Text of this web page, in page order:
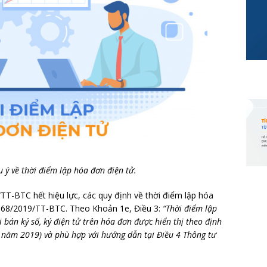
ý về thời điểm lập hóa đơn điện tử.
BTC hết hiệu lực, các quy định về thời điểm lập hóa
2019/TT-BTC. Theo Khoản 1e, Điều 3: “Thời điểm lập
ký số, ký điện tử trên hóa đơn được hiển thị theo định
2019) và phù hợp với hướng dẫn tại Điều 4 Thông tư